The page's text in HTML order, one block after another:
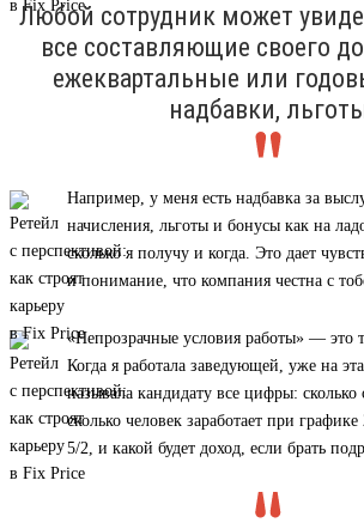
Любой сотрудник может
все составляющие своего
ежеквартальные или
надбавки,
Например, у меня есть надбавка за
начисления, льготы и бонусы как на
сколько я получу и когда. Это дает
и понимание, что компания честна с
«Непрозрачные условия работы» — это
Когда я работала заведующей, уже на
называла кандидату все цифры: сколько
сколько человек заработает при
5/2, и какой будет доход, если брать